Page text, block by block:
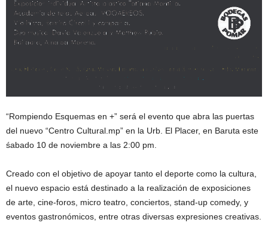
“Rompiendo Esquemas en +” será el evento que abra las puertas
del nuevo “Centro Cultural.mp” en la Urb. El Placer, en Baruta este
śabado 10 de noviembre a las 2:00 pm.
Creado con el objetivo de apoyar tanto el deporte como la cultura,
el nuevo espacio está destinado a la realización de exposiciones
de arte, cine-foros, micro teatro, conciertos, stand-up comedy, y
eventos gastronómicos, entre otras diversas expresiones creativas.